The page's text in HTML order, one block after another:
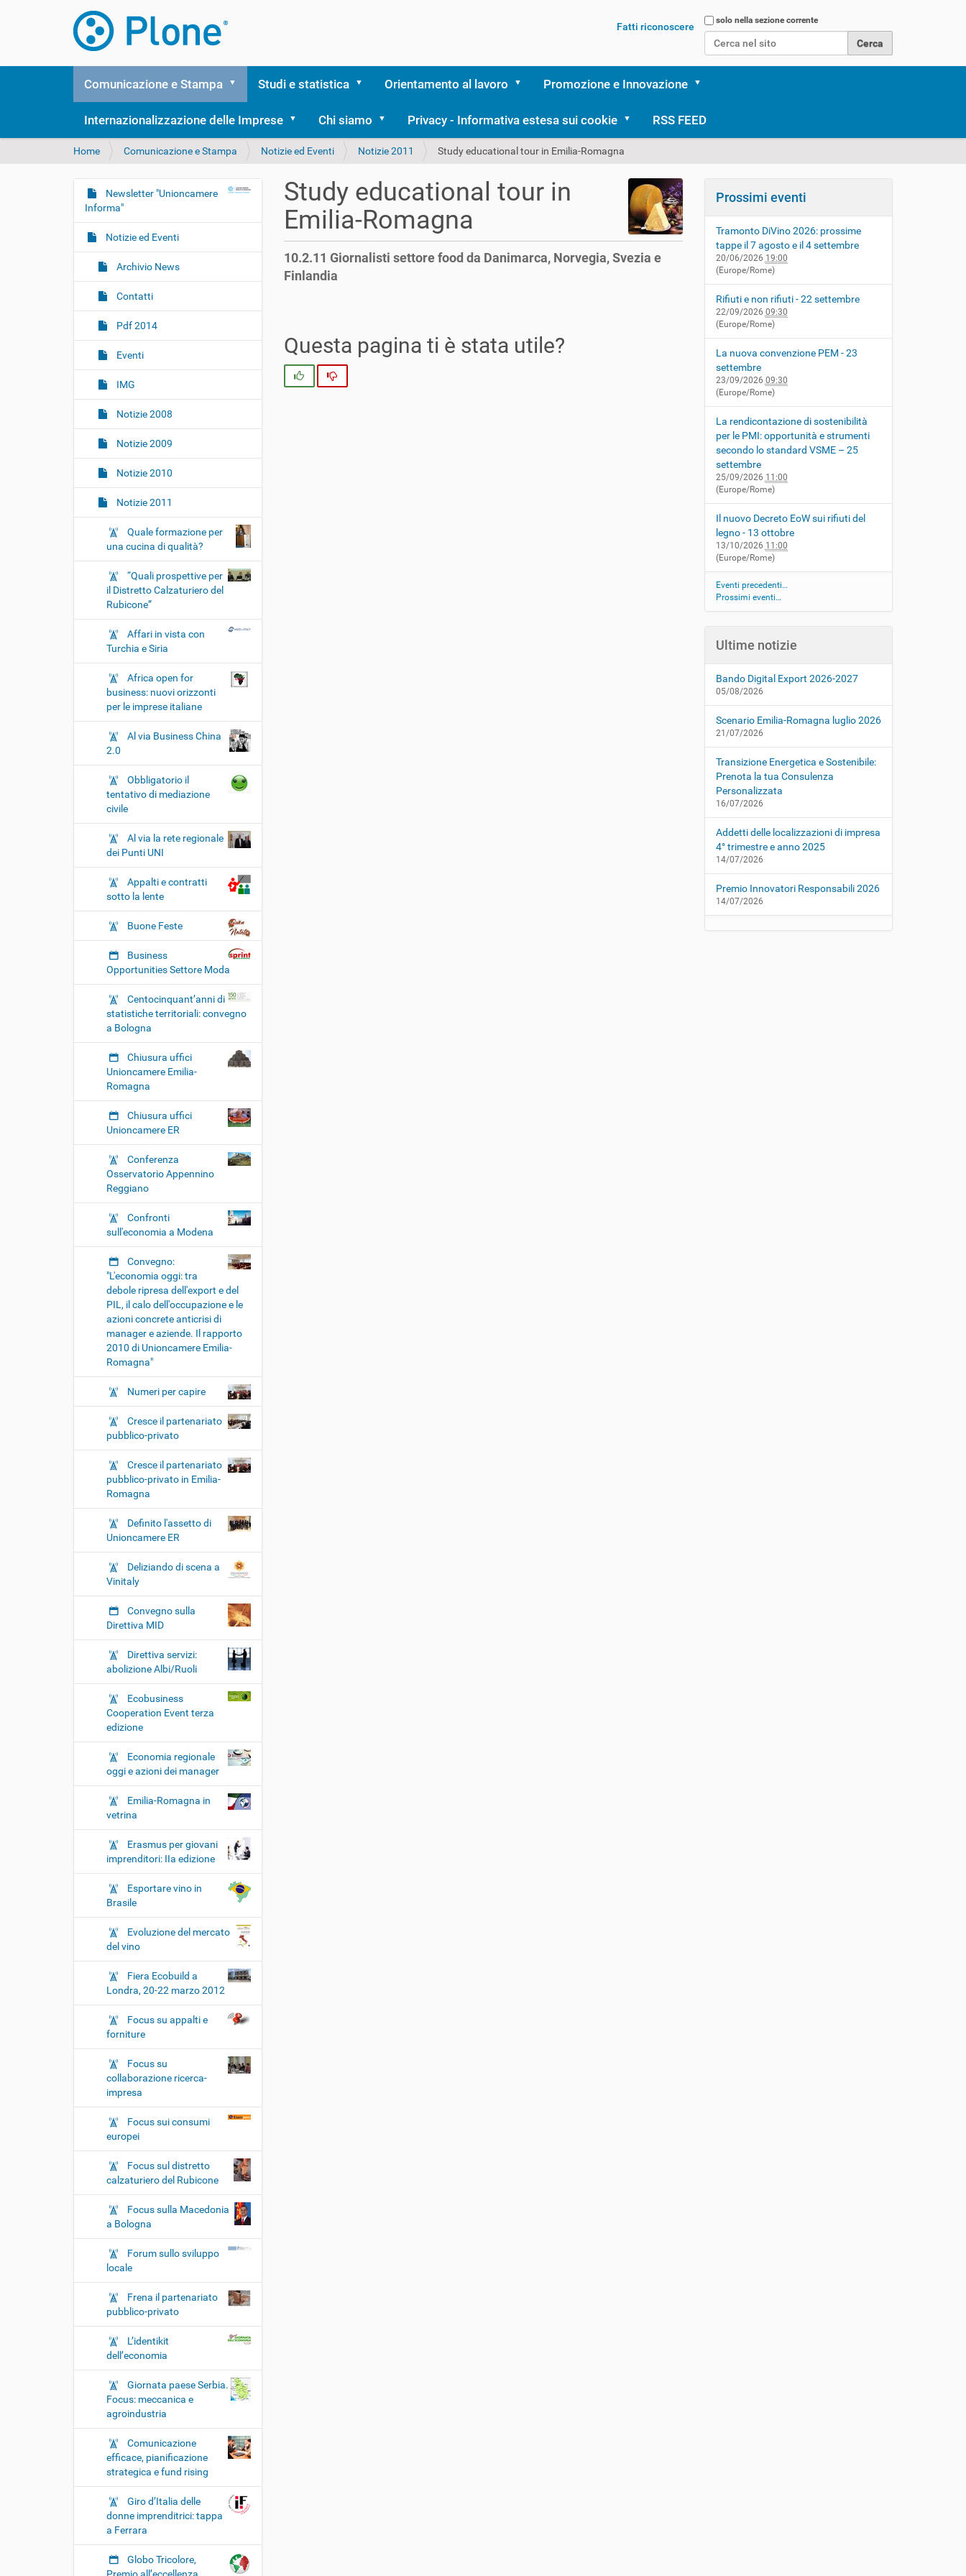
Cerca nel sito
solo nella sezione corrente
Fatti riconoscere
Comunicazione e Stampa Studi e statistica Orientamento al lavoro Promozione e Innovazione
Internazionalizzazione delle Imprese Chi siamo Privacy - Informativa estesa sui cookie RSS FEED
T
s
q
i
Home Comunicazione e Stampa Notizie ed Eventi Notizie 2011 Study educational tour in Emilia-Romagna
Study educational tour in
Emilia-Romagna
10.2.11 Giornalisti settore food da Danimarca, Norvegia, Svezia e
Finlandia
Questa pagina ti è stata utile?
Si
N
a
v
i
a
o
Newsletter "Unioncamere
Informa"
Notizie ed Eventi
Archivio News
Contatti
Pdf 2014
Eventi
IMG
Notizie 2008
Notizie 2009
Notizie 2010
Notizie 2011
Quale formazione per
una cucina di qualità?
“Quali prospettive per
il Distretto Calzaturiero del
Rubicone”
Affari in vista con
Turchia e Siria
Africa open for
business: nuovi orizzonti
per le imprese italiane
Al via Business China
2.0
Obbligatorio il
tentativo di mediazione
civile
Al via la rete regionale
dei Punti UNI
Appalti e contratti
sotto la lente
Buone Feste
Business
Opportunities Settore Moda
Centocinquant’anni di
statistiche territoriali: convegno
a Bologna
Chiusura uffici
Unioncamere Emilia-
Romagna
Chiusura uffici
Unioncamere ER
Conferenza
Osservatorio Appennino
Reggiano
Confronti
sull'economia a Modena
Convegno:
"L'economia oggi: tra
debole ripresa dell'export e del
PIL, il calo dell'occupazione e le
azioni concrete anticrisi di
manager e aziende. Il rapporto
2010 di Unioncamere Emilia-
Romagna"
Numeri per capire
Cresce il partenariato
pubblico-privato
Cresce il partenariato
pubblico-privato in Emilia-
Romagna
Definito l'assetto di
Unioncamere ER
Deliziando di scena a
Vinitaly
Convegno sulla
Direttiva MID
Direttiva servizi:
abolizione Albi/Ruoli
Ecobusiness
Cooperation Event terza
edizione
Economia regionale
oggi e azioni dei manager
Emilia-Romagna in
vetrina
Erasmus per giovani
imprenditori: IIa edizione
Esportare vino in
Brasile
Evoluzione del mercato
del vino
Fiera Ecobuild a
Londra, 20-22 marzo 2012
Focus su appalti e
forniture
Focus su
collaborazione ricerca-
impresa
Focus sui consumi
europei
Focus sul distretto
calzaturiero del Rubicone
Focus sulla Macedonia
a Bologna
Forum sullo sviluppo
locale
Frena il partenariato
pubblico-privato
L’identikit
dell’economia
Giornata paese Serbia.
Focus: meccanica e
agroindustria
Comunicazione
efficace, pianificazione
strategica e fund rising
Giro d’Italia delle
donne imprenditrici: tappa
a Ferrara
Globo Tricolore,
Prossimi eventi
Tramonto DiVino 2026: prossime
tappe il 7 agosto e il 4 settembre
20/06/2026 19:00
(Europe/Rome)
Rifiuti e non rifiuti - 22 settembre
22/09/2026 09:30
(Europe/Rome)
La nuova convenzione PEM - 23
settembre
23/09/2026 09:30
(Europe/Rome)
La rendicontazione di sostenibilità
per le PMI: opportunità e strumenti
secondo lo standard VSME – 25
settembre
25/09/2026 11:00
(Europe/Rome)
Il nuovo Decreto EoW sui rifiuti del
legno - 13 ottobre
13/10/2026 11:00
(Europe/Rome)
Eventi precedenti…
Prossimi eventi…
Ultime notizie
Bando Digital Export 2026-2027
05/08/2026
Scenario Emilia-Romagna luglio 2026
21/07/2026
Transizione Energetica e Sostenibile:
Prenota la tua Consulenza
Personalizzata
16/07/2026
Addetti delle localizzazioni di impresa
4° trimestre e anno 2025
14/07/2026
Premio Innovatori Responsabili 2026
14/07/2026